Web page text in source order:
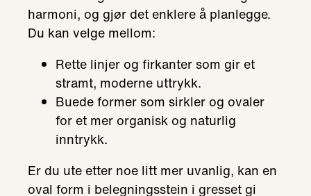
harmoni, og gjør det enklere å planlegge.
Du kan velge mellom:
Rette linjer og firkanter som gir et
stramt, moderne uttrykk.
Buede former som sirkler og ovaler
for et mer organisk og naturlig
inntrykk.
Er du ute etter noe litt mer uvanlig, kan en
oval form i belegningsstein i gresset gi